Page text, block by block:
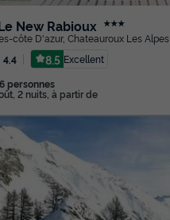
New Rabioux ★★★
côte D'azur, Chateauroux Les Alpes
4.4
8.5 Excellent
personnes
2 nuits, à partir de